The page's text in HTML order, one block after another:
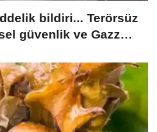
bildiri... Terörsüz
güvenlik ve Gazze